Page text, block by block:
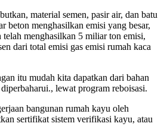
material semen, pasir air, dan batu
beton menghasilkan emisi yang besar,
telah menghasilkan 5 miliar ton emisi,
dari total emisi gas emisi rumah kaca
itu mudah kita dapatkan dari bahan
lewat program reboisasi.
bangunan rumah kayu oleh
sertifikat sistem verifikasi kayu, atau